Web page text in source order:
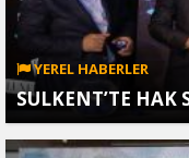
YEREL HABERLER
SULKENT’TE HAK